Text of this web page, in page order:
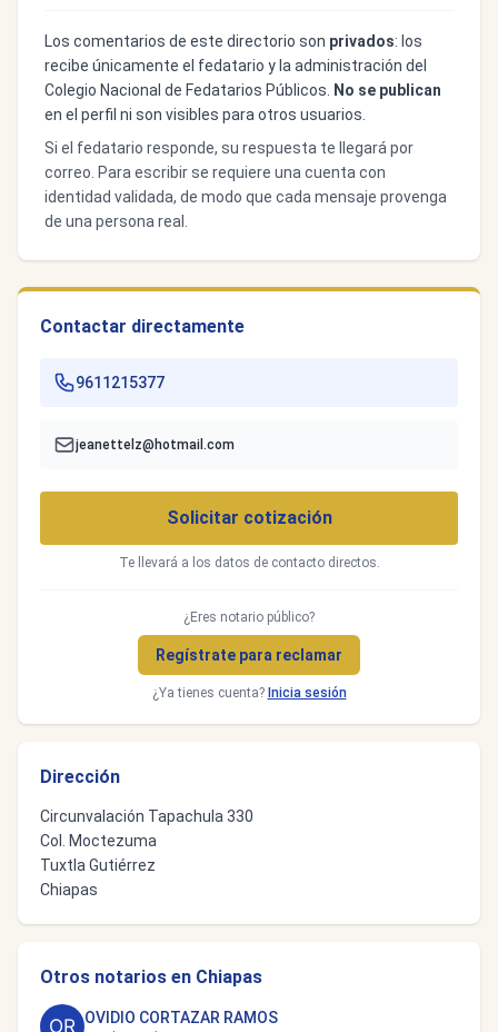
Los comentarios de este directorio son privados: los
recibe únicamente el fedatario y la administración del
Colegio Nacional de Fedatarios Públicos.
No se publican
en el perfil ni son visibles para otros usuarios.
Si el fedatario responde, su respuesta te llegará por
correo. Para escribir se requiere una cuenta con
identidad validada, de modo que cada mensaje provenga
de una persona real.
Contactar directamente
9611215377
jeanettelz@hotmail.com
Solicitar cotización
Te llevará a los datos de contacto directos.
¿Eres notario público?
Regístrate para reclamar
¿Ya tienes cuenta? Inicia sesión
Dirección
Circunvalación Tapachula 330
Col. Moctezuma
Tuxtla Gutiérrez
Chiapas
Otros notarios en Chiapas
OVIDIO CORTAZAR RAMOS